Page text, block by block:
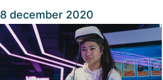
8 december 2020